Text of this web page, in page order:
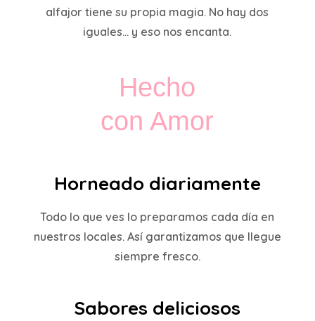
alfajor tiene su propia magia. No hay dos
iguales… y eso nos encanta.
Hecho
con Amor
Horneado diariamente
Todo lo que ves lo preparamos cada día en
nuestros locales. Así garantizamos que llegue
siempre fresco.
Sabores deliciosos